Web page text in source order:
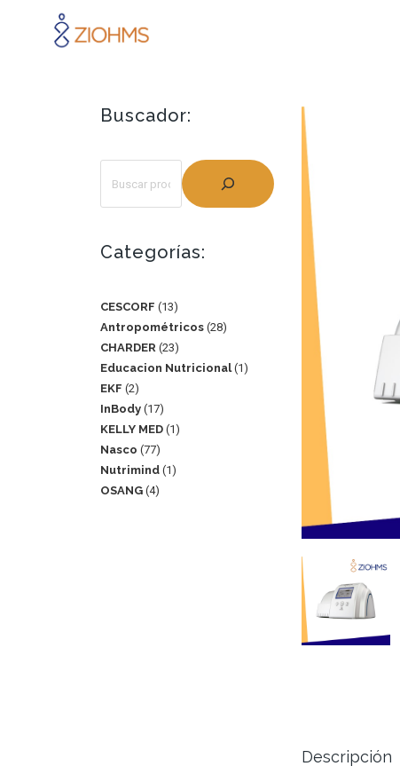
Descripción
Buscador:
Categorías:
CESCORF 13
Antropométricos 28
CHARDER 23
Educacion Nutricional 1
EKF 2
InBody 17
KELLY MED 1
Nasco 77
Nutrimind 1
OSANG 4